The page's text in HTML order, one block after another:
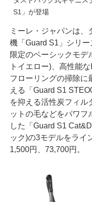
S1」が登場
ミーレ・ジャパンは
機「Guard S1」シリ
限定のベーシックモデ
トイエロー)、高性能
フローリングの掃除に
える「Guard S1
を抑える活性炭フィル
ットの毛などをパワフ
した「Guard S1
ック)の3モデルをライ
1,500円、73,700円。